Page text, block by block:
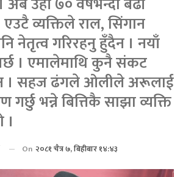
व्यक्तिले राल, सिंगान
नेतृत्व गरिरहनु हुँदैन । नयाँ
। एमालेमाथि कुनै संकट
। सहज ढंगले ओलीले अरूलाई
गर्छु भन्ने बित्तिकै साझा व्यक्ति
।
On २०८१ चैत्र ७, बिहीबार १४:४३